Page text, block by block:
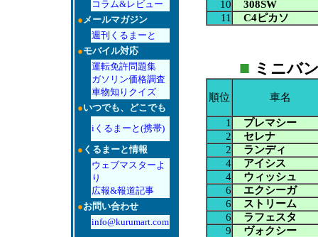
コラム&レビュー
●メールマガジン
週刊くるまーと
●モバイル対応
運転免許問題集
ガソリン価格調査
車物知りクイズ
●いつでも、どこでも
iくるまーと(携帯)
● くるまーと情報
ウェブマスターよ
り
広報&報道記事
●お問い合わせ
info@kurumart.com
10
308SW
11
C4ピカソ
■ ミニバ
順位 車名
1
プレマシー
2
セレナ
2
ランディ
4
アイシス
4
ウィッシュ
6
エクシーガ
6
ストリーム
6
ラフェスタ
9
ヴォクシー